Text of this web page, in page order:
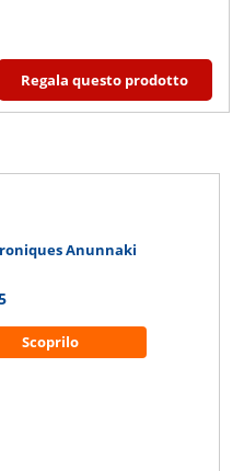
Regala questo prodotto
Anunnaki
Scoprilo